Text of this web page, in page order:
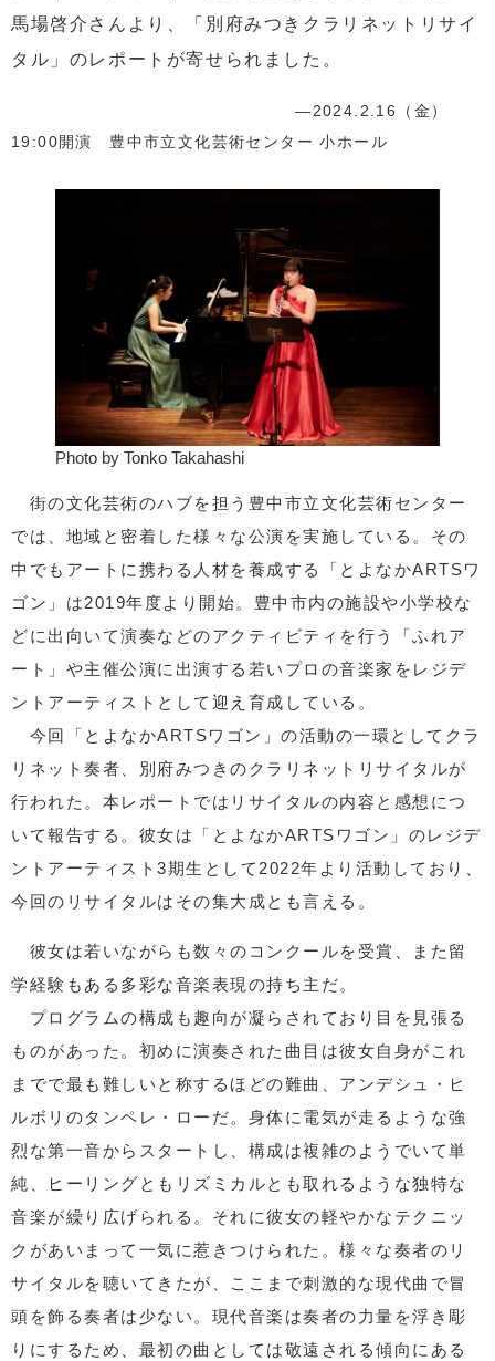
馬場啓介さんより、「別府みつきクラリネットリサイ
タル」のレポートが寄せられました。
―2024.2.16（金）
19:00開演 豊中市立文化芸術センター 小ホール
Photo by Tonko Takahashi
街の文化芸術のハブを担う豊中市立文化芸術センター
では、地域と密着した様々な公演を実施している。その
中でもアートに携わる人材を養成する「とよなかARTSワ
ゴン」は2019年度より開始。豊中市内の施設や小学校な
どに出向いて演奏などのアクティビティを行う「ふれア
ート」や主催公演に出演する若いプロの音楽家をレジデ
ントアーティストとして迎え育成している。
今回「とよなかARTSワゴン」の活動の一環としてクラ
リネット奏者、別府みつきのクラリネットリサイタルが
行われた。本レポートではリサイタルの内容と感想につ
いて報告する。彼女は「とよなかARTSワゴン」のレジデ
ントアーティスト3期生として2022年より活動しており、
今回のリサイタルはその集大成とも言える。
彼女は若いながらも数々のコンクールを受賞、また留
学経験もある多彩な音楽表現の持ち主だ。
プログラムの構成も趣向が凝らされており目を見張る
ものがあった。初めに演奏された曲目は彼女自身がこれ
までで最も難しいと称するほどの難曲、アンデシュ・ヒ
ルボリのタンペレ・ローだ。身体に電気が走るような強
烈な第一音からスタートし、構成は複雑のようでいて単
純、ヒーリングともリズミカルとも取れるような独特な
音楽が繰り広げられる。それに彼女の軽やかなテクニッ
クがあいまって一気に惹きつけられた。様々な奏者のリ
サイタルを聴いてきたが、ここまで刺激的な現代曲で冒
頭を飾る奏者は少ない。現代音楽は奏者の力量を浮き彫
りにするため、最初の曲としては敬遠される傾向にある